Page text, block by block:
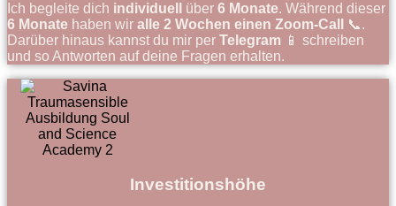
Ich begleite dich individuell über 6 Monate. Während dieser
6 Monate haben wir alle 2 Wochen einen Zoom-Call
📞.
Darüber hinaus kannst du mir per Telegram 📱 schreiben
und so Antworten auf deine Fragen erhalten.
Investitionshöhe